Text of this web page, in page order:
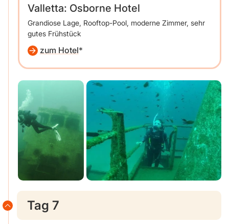
Valletta: Osborne Hotel
Grandiose Lage, Rooftop-Pool, moderne Zimmer, sehr
gutes Frühstück
zum Hotel
Tag 7